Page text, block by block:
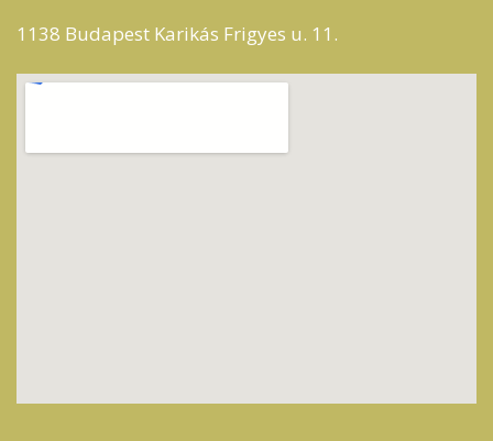
1138 Budapest Karikás Frigyes u. 11.